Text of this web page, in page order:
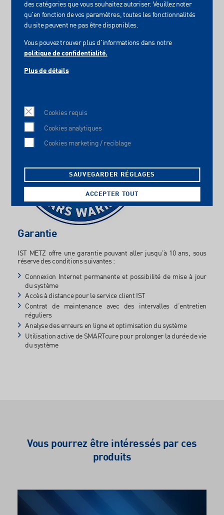
des catégories que vous souhaitez autoriser. Veuillez noter
qu'en fonction de vos paramètres, toutes les fonctionnalités
du site peuvent ne pas être disponibles.
Vous pouvez trouver plus d'informations dans notre
politique de confidentialité.
Plus de détails
Cookies requis
Cookies analytiques
Cookies marketing / reciblage
SAUVEGARDER RÉGLAGES
ACCEPTER TOUT
Production durable : réduction des émissions de CO₂ et de la
consommation de ressources grâce à des processus plus
efficaces.
et synchronisation des segments LED pour une efficacité
maximale
Garantie
IST METZ offre une garantie pouvant aller jusqu'à 10 ans, sous
réserve des conditions suivantes :
Connexion Internet permanente et possibilité de mise à jour
du système
Accès à distance pour le service client IST
Contrat de maintenance avec des intervalles d’entretien
réguliers
Analyse des erreurs en ligne et optimisation du système
Utilisation active de SMARTcure pour prolonger la durée de vie
du système
Vous pourrez être intéressés par ces
produits